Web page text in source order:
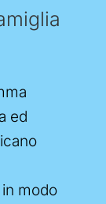
ed
modo